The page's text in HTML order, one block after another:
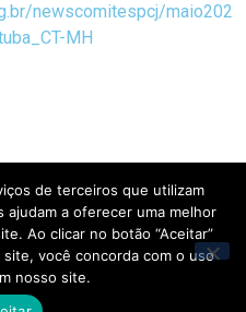
newscomitespcj/maio202
MH
← Abril
de terceiros que utilizam
ajudam a oferecer uma melhor
Ao clicar no botão “Aceitar”
você concorda com o uso
nosso site.